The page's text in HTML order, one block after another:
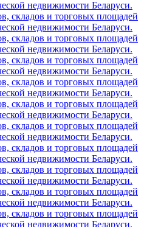
недвижимости Беларуси.
складов и торговых площадей
недвижимости Беларуси.
складов и торговых площадей
недвижимости Беларуси.
складов и торговых площадей
недвижимости Беларуси.
складов и торговых площадей
недвижимости Беларуси.
складов и торговых площадей
недвижимости Беларуси.
складов и торговых площадей
недвижимости Беларуси.
складов и торговых площадей
недвижимости Беларуси.
складов и торговых площадей
недвижимости Беларуси.
складов и торговых площадей
недвижимости Беларуси.
складов и торговых площадей
недвижимости Беларуси.